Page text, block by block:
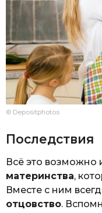
© Depositphotos
Последствия
Всё это возможно
материнства,
Вместе с ним
отцовство.